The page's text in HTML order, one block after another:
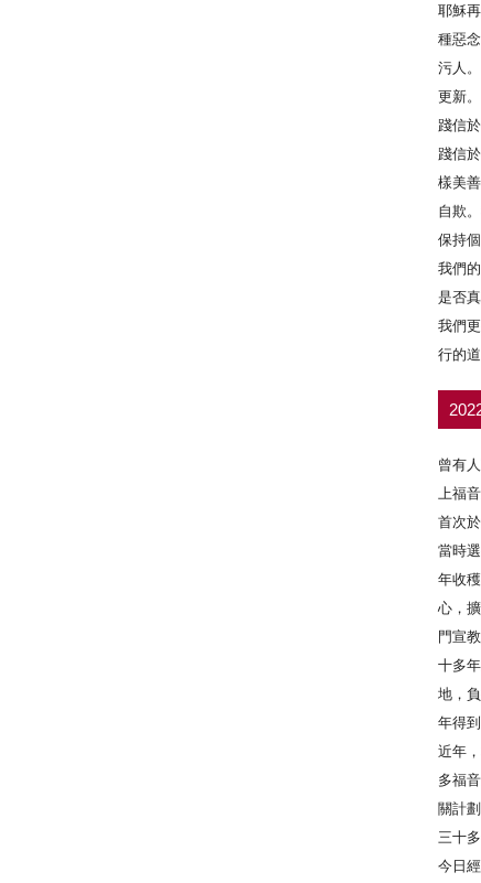
耶穌
種惡
污人
更新。
踐信
踐信
樣美
自欺
保持
我們
是否
我們
行的
曾有
上福
首次
當時
年收
心，
門宣
十多
地，
年得
近年
多福
關計
三十
今日